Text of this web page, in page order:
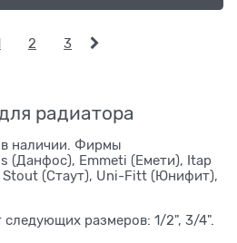
2 3
радиатора
в наличии. Фирмы
(Данфос), Emmeti (Емети), Itap
(Стаут), Uni-Fitt (Юнифит),
следующих размеров: 1/2", 3/4".